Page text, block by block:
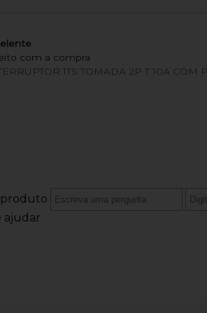
com a compra
1TS TOMADA 2P T 10A COM
produto
ajudar